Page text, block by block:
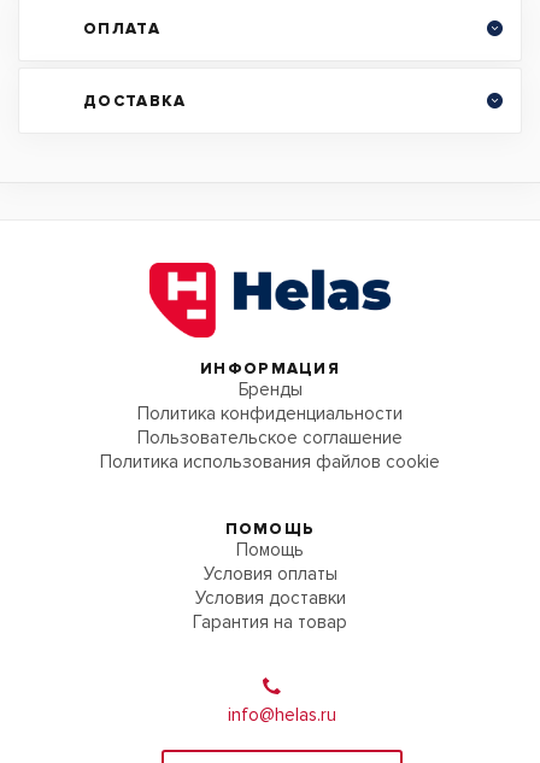
ОПЛАТА
ДОСТАВКА
ИНФОРМАЦИЯ
Бренды
Политика конфиденциальности
Пользовательское соглашение
Политика использования файлов cookie
ПОМОЩЬ
Помощь
Условия оплаты
Условия доставки
Гарантия на товар
info@helas.ru